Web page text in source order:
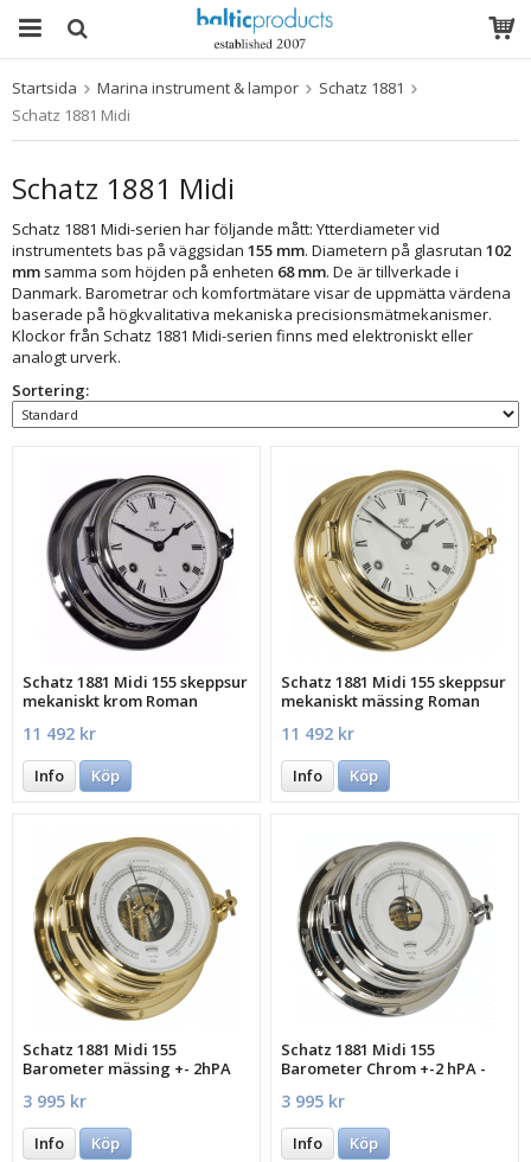
Startsida Marina instrument & lampor
Schatz 1881
Schatz 1881 Midi
Schatz 1881 Midi
Schatz 1881 Midi-serien har följande mått: Ytterdiameter vid
instrumentets bas på väggsidan 155 mm. Diametern på glasrutan 102
mm samma som höjden på enheten 68 mm. De är tillverkade i
Danmark. Barometrar och komfortmätare visar de uppmätta värdena
baserade på högkvalitativa mekaniska precisionsmätmekanismer.
Klockor från Schatz 1881 Midi-serien finns med elektroniskt eller
analogt urverk.
Sortering:
Schatz 1881 Midi 155 skeppsur
mekaniskt krom Roman
11 492 kr
Info Köp
Schatz 1881 Midi 155 skeppsur
mekaniskt mässing Roman
11 492 kr
Info Köp
Schatz 1881 Midi 155
Barometer mässing +- 2hPA
3 995 kr
Info Köp
Schatz 1881 Midi 155
Barometer Chrom +-2 hPA -
3 995 kr
Info Köp